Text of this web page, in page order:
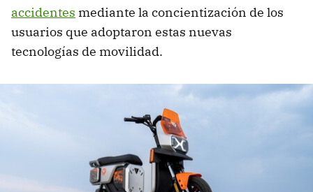
accidentes mediante la concientización de los
usuarios que adoptaron estas nuevas
tecnologías de movilidad.